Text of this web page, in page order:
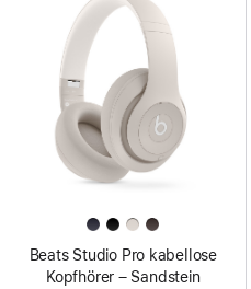
Beats Studio Pro kabellose
Kopfhörer – Sandstein